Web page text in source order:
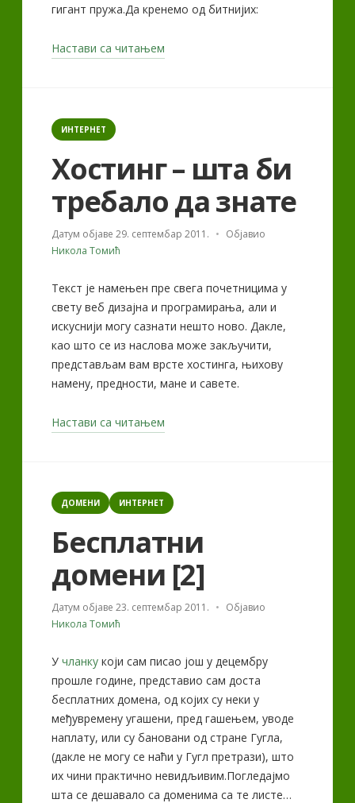
гигант пружа.Да кренемо од битнијих:
Настави са читањем
Categories
ИНТЕРНЕТ
Хостинг – шта би
требало да знате
Датум објаве29. септембар 2011.
Објавио
Никола Томић
Текст је намењен пре свега почетницима у
свету веб дизајна и програмирања, али и
искуснији могу сазнати нешто ново. Дакле,
као што се из наслова може закључити,
представљам вам врсте хостинга, њихову
намену, предности, мане и савете.
Настави са читањем
требало
да
знате“
Categories
ДОМЕНИ ИНТЕРНЕТ
Бесплатни
домени [2]
Датум објаве23. септембар 2011.
Објавио
Никола Томић
Учланку који сам писао још у децембру
прошле године, представио сам доста
бесплатних домена, од којих су неки у
међувремену угашени, пред гашењем, уводе
наплату, или су бановани од стране Гугла,
(дакле не могу се наћи у Гугл претрази), што
их чини практично невидљивим.Погледајмо
шта се дешавало са доменима са те листе…